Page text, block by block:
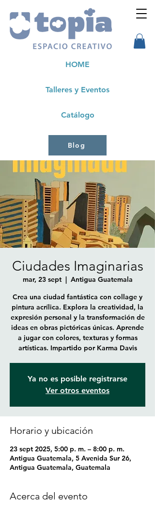
Talleres y Eventos
HOME
Catálogo
Blog
Ciudades Imaginarias
mar, 23 sept
  |
Antigua Guatemala
Crea una ciudad fantástica con collage y
pintura acrílica. Explora la creatividad, la
expresión personal y la transformación de
ideas en obras pictóricas únicas. Aprende
a jugar con colores, texturas y formas
artísticas. Impartido por Karma Davis
Ya no es posible registrarse
Ver otros eventos
Horario y ubicación
23 sept 2025, 5:00 p. m. – 8:00 p. m.
Antigua Guatemala, 5 Avenida Sur 26,
Antigua Guatemala, Guatemala
Acerca del evento